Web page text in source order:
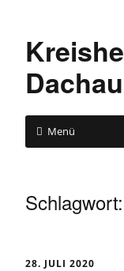
Dachau
Menü
Schlagwort:
28. JULI 2020